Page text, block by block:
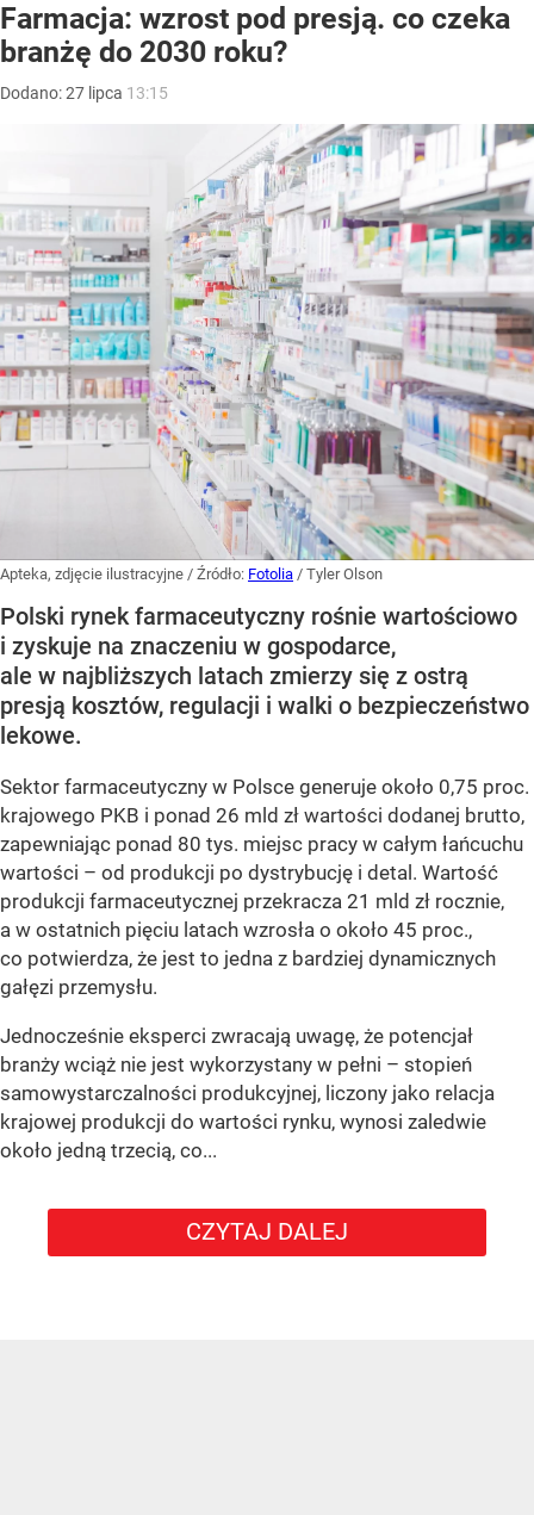
Farmacja: wzrost pod presją. co czeka
branżę do 2030 roku?
Dodano:27 lipca 13:15
Apteka, zdjęcie ilustracyjne / Źródło: Fotolia / Tyler Olson
Polski rynek farmaceutyczny rośnie wartościowo
i zyskuje na znaczeniu w gospodarce,
ale w najbliższych latach zmierzy się z ostrą
presją kosztów, regulacji i walki o bezpieczeństwo
lekowe.
Sektor farmaceutyczny w Polsce generuje około 0,75 proc.
krajowego PKB i ponad 26 mld zł wartości dodanej brutto,
zapewniając ponad 80 tys. miejsc pracy w całym łańcuchu
wartości – od produkcji po dystrybucję i detal. Wartość
produkcji farmaceutycznej przekracza 21 mld zł rocznie,
a w ostatnich pięciu latach wzrosła o około 45 proc.,
co potwierdza, że jest to jedna z bardziej dynamicznych
gałęzi przemysłu.
Jednocześnie eksperci zwracają uwagę, że potencjał
branży wciąż nie jest wykorzystany w pełni – stopień
samowystarczalności produkcyjnej, liczony jako relacja
krajowej produkcji do wartości rynku, wynosi zaledwie
około jedną trzecią, co...
CZYTAJ DALEJ